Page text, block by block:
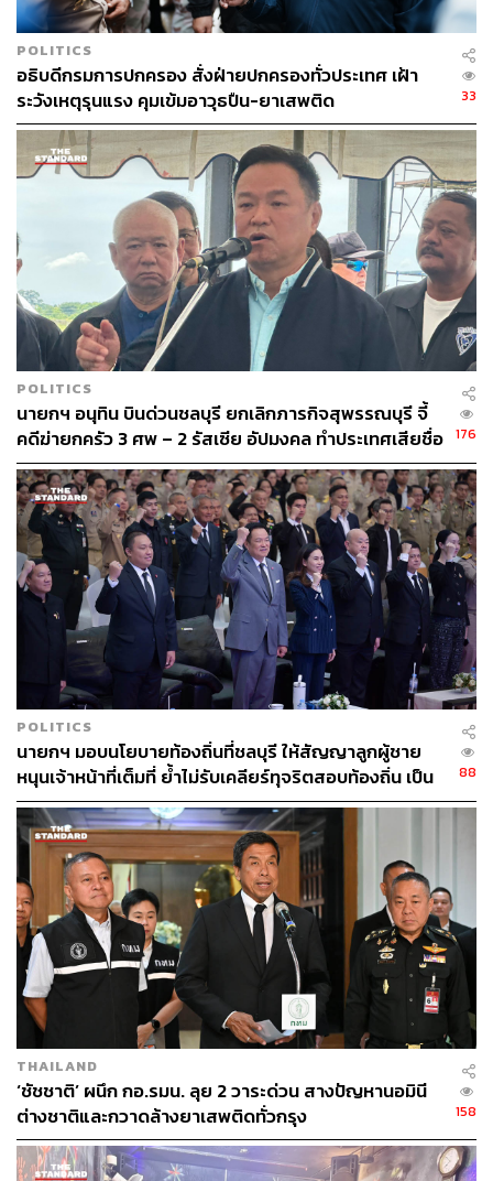
208
ABOUT THE AUTHOR
THE STANDARD TEAM
กองบรรณาธิการ THE STANDARD
POLITICS
อธิบดีกรมการปกครอง สั่งฝ่ายปกครองทั่วประเทศ เฝ้า
ระวังเหตุรุนแรง คุมเข้มอาวุธปืน-ยาเสพติด
33
POLITICS
นายกฯ อนุทิน บินด่วนชลบุรี ยกเลิกภารกิจสุพรรณบุรี จี้
คดีฆ่ายกครัว 3 ศพ – 2 รัสเซีย อัปมงคล ทำประเทศเสียชื่อ
เสียง
176
POLITICS
นายกฯ มอบนโยบายท้องถิ่นที่ชลบุรี ให้สัญญาลูกผู้ชาย
หนุนเจ้าหน้าที่เต็มที่ ย้ำไม่รับเคลียร์ทุจริตสอบท้องถิ่น เป็น
ตราบาป ลอยอังคารก็ลบไม่ออก
88
THAILAND
‘ชัชชาติ’ ผนึก กอ.รมน. ลุย 2 วาระด่วน สางปัญหานอมินี
ต่างชาติและกวาดล้างยาเสพติดทั่วกรุง
158